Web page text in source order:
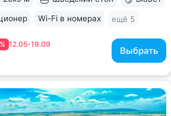
12.05-19.09
Выбрать
Wi-Fi в номерах ещё 5